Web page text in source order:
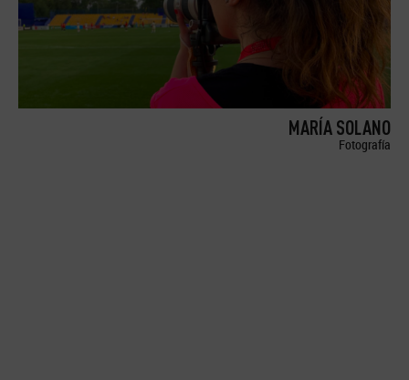
MARÍA SOLANO
Fotografía